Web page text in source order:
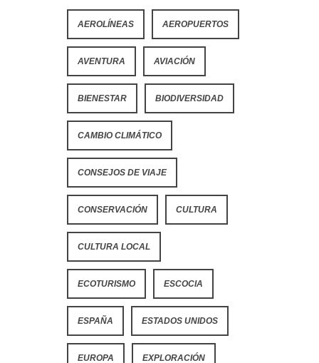
AEROLÍNEAS AEROPUERTOS
AVENTURA AVIACIÓN
BIENESTAR BIODIVERSIDAD
CAMBIO CLIMÁTICO
CONSEJOS DE VIAJE
CONSERVACIÓN CULTURA
CULTURA LOCAL
ECOTURISMO ESCOCIA
ESPAÑA ESTADOS UNIDOS
EUROPA EXPLORACIÓN